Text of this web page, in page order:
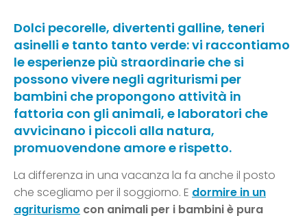
Dolci pecorelle, divertenti galline, teneri
asinelli e tanto tanto verde: vi raccontiamo
le esperienze più straordinarie che si
possono vivere negli agriturismi per
bambini che propongono attività in
fattoria con gli animali, e laboratori che
avvicinano i piccoli alla natura,
promuovendone amore e rispetto.
La differenza in una vacanza la fa anche il posto
che scegliamo per il soggiorno. E dormire in un
agriturismo con animali per i bambiniè pura